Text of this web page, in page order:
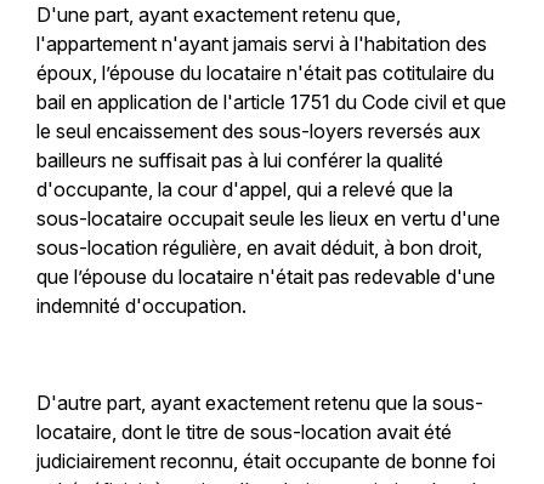
D'une part, ayant exactement retenu que,
l'appartement n'ayant jamais servi à l'habitation des
époux, l’épouse du locataire n'était pas cotitulaire du
bail en application de l'article 1751 du Code civil et que
le seul encaissement des sous-loyers reversés aux
bailleurs ne suffisait pas à lui conférer la qualité
d'occupante, la cour d'appel, qui a relevé que la
sous-locataire occupait seule les lieux en vertu d'une
sous-location régulière, en avait déduit, à bon droit,
que l’épouse du locataire n'était pas redevable d'une
indemnité d'occupation.
D'autre part, ayant exactement retenu que la sous-
locataire, dont le titre de sous-location avait été
judiciairement reconnu, était occupante de bonne foi